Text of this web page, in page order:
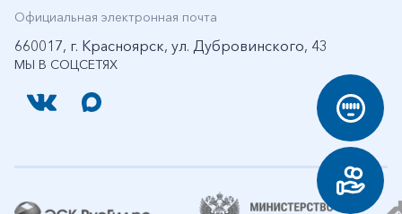
МЫ В СОЦСЕТЯХ
Официальная электронная почта
660017, г. Красноярск, ул. Дубровинского, 43